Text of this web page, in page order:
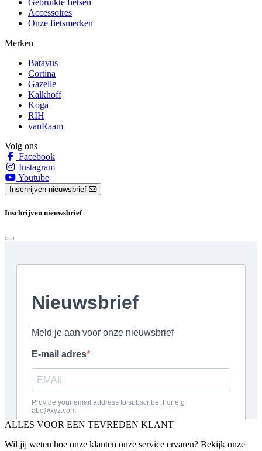
Accessoires
Onze fietsmerken
Merken
Batavus
Cortina
Gazelle
Kalkhoff
Koga
RIH
vanRaam
Volg ons
Facebook
Instagram
Youtube
Inschrijven nieuwsbrief
Inschrijven nieuwsbrief
ALLES VOOR EEN TEVREDEN KLANT
Wil jij weten hoe onze klanten onze service ervaren? Bekijk onze